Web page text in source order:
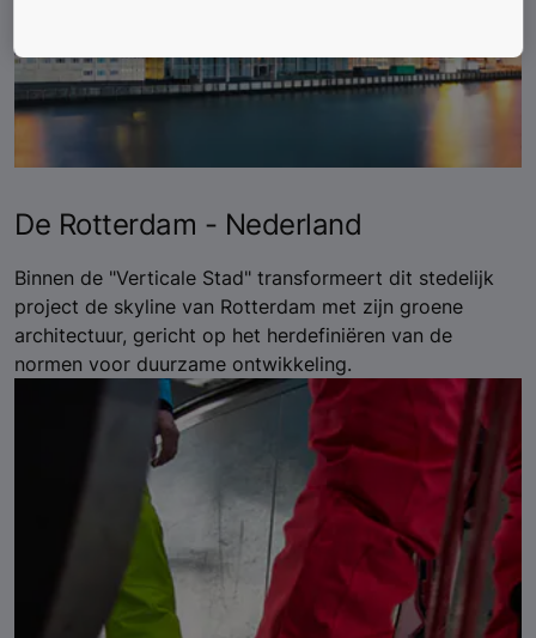
De Rotterdam - Nederland
Binnen de "Verticale Stad" transformeert dit stedelijk
project de skyline van Rotterdam met zijn groene
architectuur, gericht op het herdefiniëren van de
normen voor duurzame ontwikkeling.